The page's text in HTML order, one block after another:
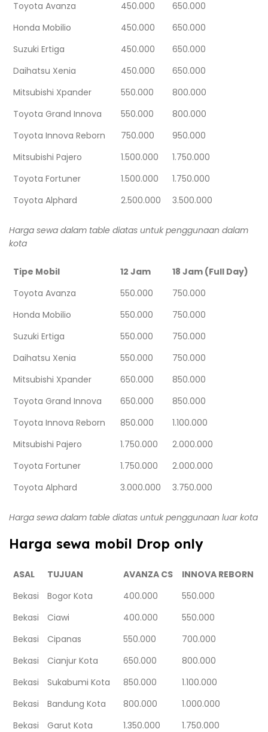
Toyota Avanza 450.000
650.000
Honda Mobilio
450.000
650.000
Suzuki Ertiga
450.000
650.000
Daihatsu Xenia
450.000
650.000
Mitsubishi Xpander
550.000
800.000
Toyota Grand Innova
550.000
800.000
Toyota Innova Reborn
750.000
950.000
Mitsubishi Pajero
1.500.000
1.750.000
Toyota Fortuner
1.500.000
1.750.000
Toyota Alphard
2.500.000 3.500.000
Harga sewa dalam table diatas untuk penggunaan dalam
kota
Tipe Mobil 12 Jam
18 Jam (Full Day)
Toyota Avanza
550.000
750.000
Honda Mobilio
550.000
750.000
Suzuki Ertiga
550.000
750.000
Daihatsu Xenia
550.000
750.000
Mitsubishi Xpander
650.000
850.000
Toyota Grand Innova
650.000
850.000
Toyota Innova Reborn
850.000
1.100.000
Mitsubishi Pajero
1.750.000
2.000.000
Toyota Fortuner
1.750.000
2.000.000
Toyota Alphard
3.000.000 3.750.000
Harga sewa dalam table diatas untuk penggunaan luar kota
Harga sewa mobil Drop only
ASAL TUJUAN AVANZA CS
INNOVA REBORN
Bekasi
Bogor Kota 400.000
550.000
Bekasi
Ciawi 400.000
550.000
Bekasi
Cipanas 550.000
700.000
Bekasi
Cianjur Kota 650.000
800.000
Bekasi
Sukabumi Kota 850.000
1.100.000
Bekasi
Bandung Kota 800.000
1.000.000
Bekasi
Garut Kota 1.350.000
1.750.000